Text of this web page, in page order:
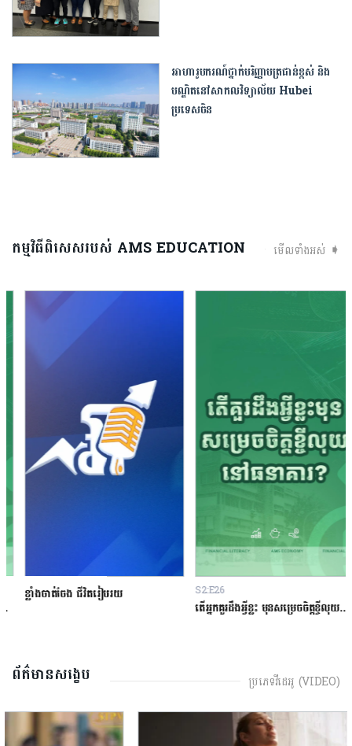
អាហារូបករណ៍ថ្នាក់បរិញ្ញាបត្រជាន់ខ្ពស់ និង
បណ្ឌិតនៅសាកលវិទ្យាល័យ Hubei
ប្រទេសចិន
កម្មវិធីពិសេសរបស់ AMS EDUCATION មើលទាំងអស់ ➧
ខ្លាំងចាត់ចែង ជីវិតរៀបរយ S2:E26
តើអ្នកគួរដឹងអ្វីខ្លះ មុនសម្រេចចិត្តខ្ចីលុយនៅធនាគារ?
ព័ត៌មានសង្ខេប ប្រភេទវីដេអូ (VIDEO)